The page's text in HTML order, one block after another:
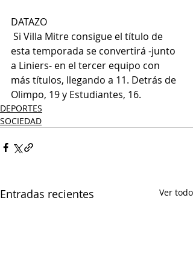
DATAZO
Si Villa Mitre consigue el título de
esta temporada se convertirá -junto
a Liniers- en el tercer equipo con
más títulos, llegando a 11. Detrás de
Olimpo, 19 y Estudiantes, 16.
DEPORTES
SOCIEDAD
Entradas recientes Ver todo